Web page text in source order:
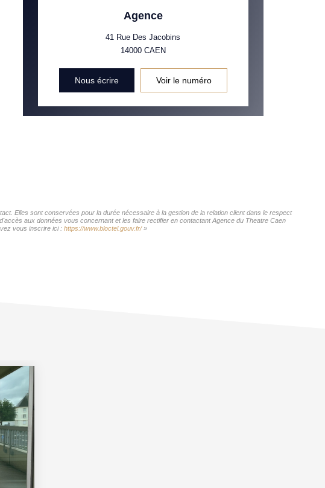
Agence
41 Rue Des Jacobins
14000 CAEN
Nous écrire Voir le numéro
Elles sont conservées pour la durée nécessaire à la gestion de la relation client dans le respect
aux données vous concernant et les faire rectifier en contactant Agence du Theatre Caen
vous inscrire ici : https://www.bloctel.gouv.fr/»